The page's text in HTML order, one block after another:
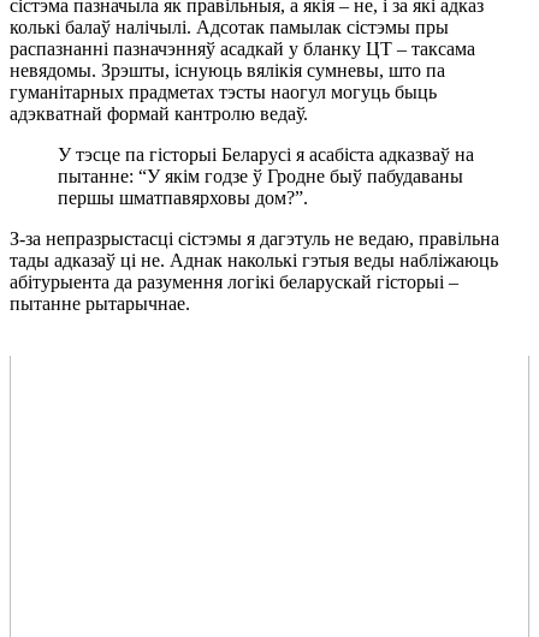
сістэма пазначыла як правільныя, а якія – не, і за які адказ
колькі балаў налічылі. Адсотак памылак сістэмы пры
распазнанні пазначэнняў асадкай у бланку ЦТ – таксама
невядомы. Зрэшты, існуюць вялікія сумневы, што па
гуманітарных прадметах тэсты наогул могуць быць
адэкватнай формай кантролю ведаў.
У тэсце па гісторыі Беларусі я асабіста адказваў на
пытанне: “У якім годзе ў Гродне быў пабудаваны
першы шматпавярховы дом?”.
З-за непразрыстасці сістэмы я дагэтуль не ведаю, правільна
тады адказаў ці не. Аднак наколькі гэтыя веды набліжаюць
абітурыента да разумення логікі беларускай гісторыі –
пытанне рытарычнае.